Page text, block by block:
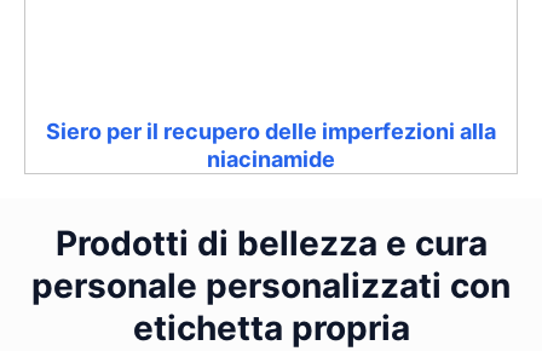
Siero per il recupero delle imperfezioni alla
niacinamide
Prodotti di bellezza e cura
personale personalizzati con
etichetta propria